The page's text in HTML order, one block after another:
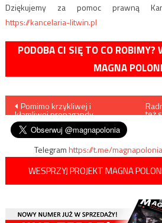
Dziękujemy za pomoc prawną
https://kancelaria-litwin.pl
PODOBA CI SIĘ TO CO ROBIMY?
MAGNA
Nawigacja
wpisu
Pomimo krzykliwej i
kłamliwej propagandy… też
Telegramhttps://t.me/magnapolonia
WESPRZYJ PROJEKT MAGNA